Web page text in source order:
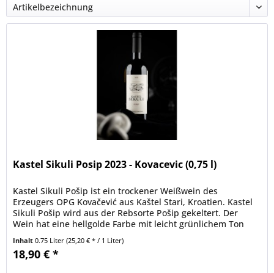
Kastel Sikuli Posip 2023 - Kovacevic (0,75 l)
Kastel Sikuli Pošip ist ein trockener Weißwein des
Erzeugers OPG Kovačević aus Kaštel Stari, Kroatien. Kastel
Sikuli Pošip wird aus der Rebsorte Pošip gekeltert. Der
Wein hat eine hellgolde Farbe mit leicht grünlichem Ton
und schöner...
Inhalt0.75 Liter(25,20 € * / 1 Liter)
18,90 € *